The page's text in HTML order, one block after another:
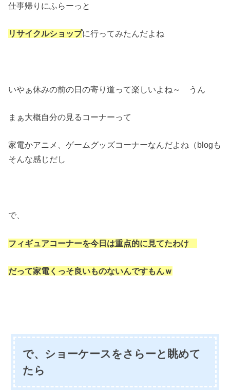
仕事帰りにふらーっと
リサイクルショップに行ってみたんだよね
いやぁ休みの前の日の寄り道って楽しいよね～ うん
まぁ大概自分の見るコーナーって
家電かアニメ、ゲームグッズコーナーなんだよね（blogも
そんな感じだし
で、
フィギュアコーナーを今日は重点的に見てたわけ
だって家電くっそ良いものないんですもんｗ
で、ショーケースをさらーと眺めて
たら